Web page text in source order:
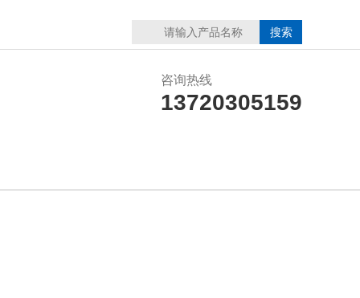
咨询热线
13720305159